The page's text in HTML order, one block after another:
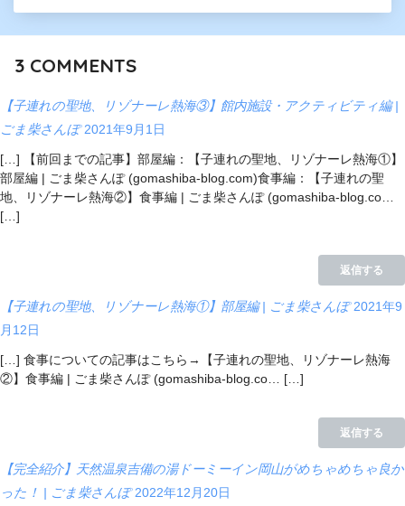
3COMMENTS
【子連れの聖地、リゾナーレ熱海③】館内施設・アクティビティ編 |
ごま柴さんぽ 2021年9月1日
[…] 【前回までの記事】部屋編：【子連れの聖地、リゾナーレ熱海①】
部屋編 | ごま柴さんぽ (gomashiba-blog.com)食事編：【子連れの聖
地、リゾナーレ熱海②】食事編 | ごま柴さんぽ (gomashiba-blog.co…
[…]
返信する
【子連れの聖地、リゾナーレ熱海①】部屋編 | ごま柴さんぽ 2021年9
月12日
[…] 食事についての記事はこちら→【子連れの聖地、リゾナーレ熱海
②】食事編 | ごま柴さんぽ (gomashiba-blog.co… […]
返信する
【完全紹介】天然温泉吉備の湯ドーミーイン岡山がめちゃめちゃ良か
った！ | ごま柴さんぽ 2022年12月20日